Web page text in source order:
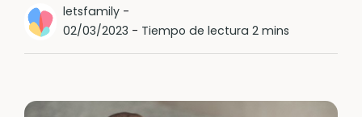
letsfamily-
02/03/2023 - Tiempo de lectura 2 mins